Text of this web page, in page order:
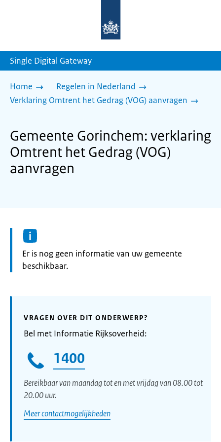
homepage
Single Digital Gateway
Home
Regelen in Nederland
Verklaring Omtrent het Gedrag (VOG) aanvragen
Gemeente Gorinchem: verklaring
Omtrent het Gedrag (VOG)
aanvragen
Informatie:
Er is nog geen informatie van uw gemeente
beschikbaar.
VRAGEN OVER DIT ONDERWERP?
Bel met Informatie Rijksoverheid:
1400
Bereikbaar van maandag tot en met vrijdag van 08.00 tot
20.00 uur.
Meer contactmogelijkheden